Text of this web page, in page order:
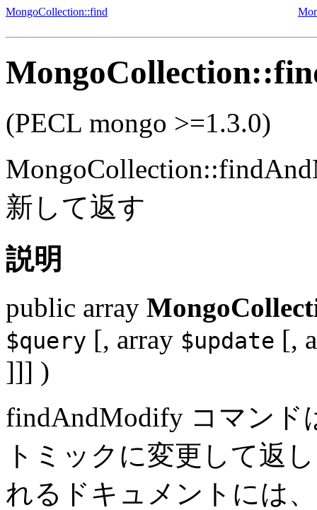
MongoCollection::find
(PECL mongo >=1.3.0)
新して返す
説明
public array
$query [, array $update [,
]]] )
findAndModify コマン
トミックに変更して返
れるドキュメントには